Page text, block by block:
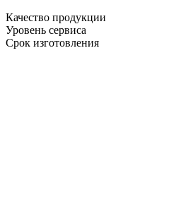
Качество продукции
Уровень сервиса
Срок изготовления